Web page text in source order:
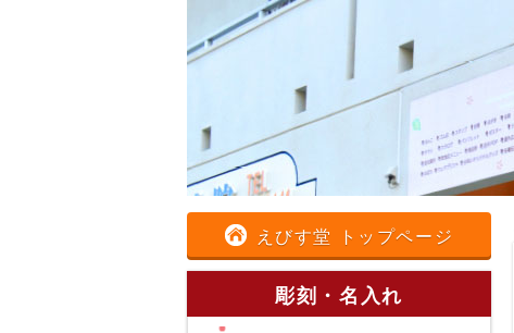
えびす堂 トップページ
彫刻・名入れ